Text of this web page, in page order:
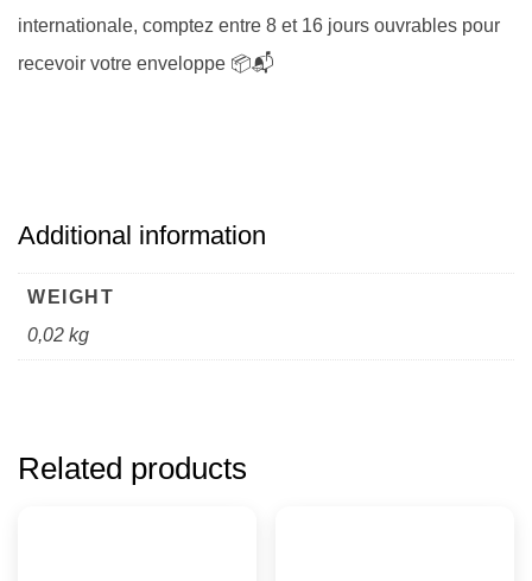
internationale, comptez entre 8 et 16 jours ouvrables pour
recevoir votre enveloppe 📦📬
Additional information
WEIGHT
0,02 kg
Related products